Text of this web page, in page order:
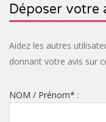
Déposer votre
Aidez les autres
donnant votre avis sur
NOM / Prénom* :